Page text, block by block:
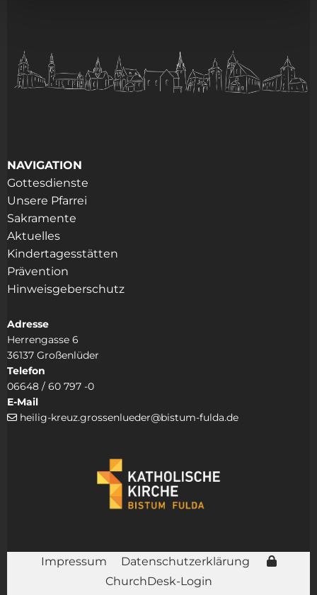
NAVIGATION
Gottesdienste
Unsere Pfarrei
Sakramente
Aktuelles
Kindertagesstätten
Prävention
Hinweisgeberschutz
Adresse
Herrengasse 6
36137 Großenlüder
Telefon
06648 / 60 797 -0
E-Mail
 heilig-kreuz.grossenlueder@bistum-fulda.de
Impressum
Datenschutzerklärung
ChurchDesk-Login